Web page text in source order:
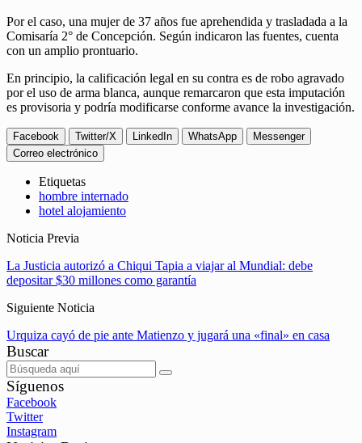
Por el caso, una mujer de 37 años fue aprehendida y trasladada a la
Comisaría 2° de Concepción. Según indicaron las fuentes, cuenta
con un amplio prontuario.
En principio, la calificación legal en su contra es de robo agravado
por el uso de arma blanca, aunque remarcaron que esta imputación
es provisoria y podría modificarse conforme avance la investigación.
Facebook Twitter/X LinkedIn WhatsApp
Messenger
Correo electrónico
Etiquetas
hombre internado
hotel alojamiento
Noticia Previa
La Justicia autorizó a Chiqui Tapia a viajar al Mundial: debe
depositar $30 millones como garantía
Siguiente Noticia
Urquiza cayó de pie ante Matienzo y jugará una «final» en casa
Buscar
Síguenos
Facebook
Twitter
Instagram